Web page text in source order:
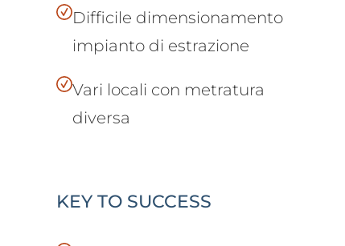
Difficile dimensionamento
impianto di estrazione
Vari locali con metratura
diversa
KEY TO SUCCESS